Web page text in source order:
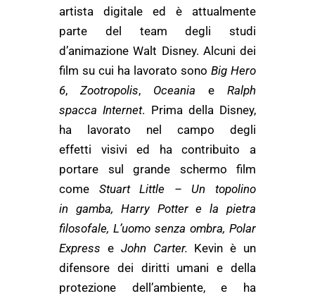
artista digitale ed è attualmente
parte del team degli studi
d’animazione Walt Disney. Alcuni dei
film su cui ha lavorato sono Big Hero
6, Zootropolis, Oceania e Ralph
spacca Internet. Prima della Disney,
ha lavorato nel campo degli
effetti visivi ed ha contribuito a
portare sul grande schermo film
come Stuart Little – Un topolino
in gamba, Harry Potter e la pietra
filosofale, L’uomo senza ombra, Polar
Express eJohn Carter. Kevin è un
difensore dei diritti umani e della
protezione dell’ambiente, e ha